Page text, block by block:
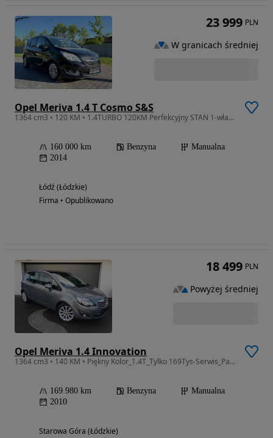
Opel Meriva 1.4 T Cosmo S&S
1364 cm3 • 120 KM • 1.4TURBO 120KM Perfekcyjny STAN 1-właściciel Serwis ASO Opłacona LIFT
160 000 km Benzyna
Manualna
2014
Łódź (Łódzkie)
Firma • Opublikowano
23 999 PLN
W granicach średniej
Opel Meriva 1.4 Innovation
1364 cm3 • 140 KM • Piękny Kolor_1.4T_Tylko 169Tys-Serwis_Panorama_Skóra_Pdc_
169 980 km Benzyna
Manualna
2010
Starowa Góra (Łódzkie)
18 499 PLN
Powyżej średniej